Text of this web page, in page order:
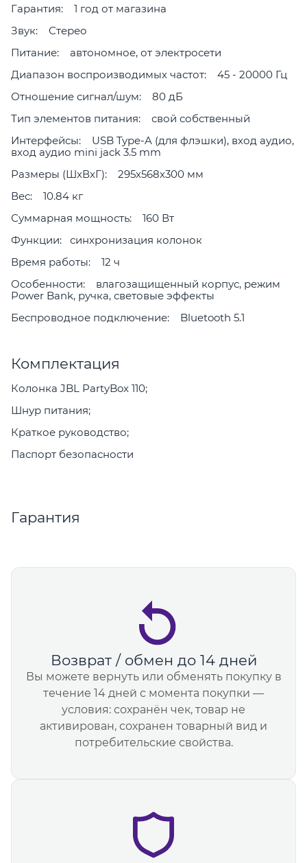
Гарантия: 1 год от магазина
Звук: Стерео
Питание: автономное, от электросети
Диапазон воспроизводимых частот: 45 - 20000 Гц
Отношение сигнал/шум: 80 дБ
Тип элементов питания: свой собственный
Интерфейсы: USB Type-A (для флэшки), вход аудио,
вход аудио mini jack 3.5 mm
Размеры (ШxВxГ): 295х568х300 мм
Вес: 10.84 кг
Суммарная мощность: 160 Вт
Функции: синхронизация колонок
Время работы: 12 ч
Особенности: влагозащищенный корпус, режим
Power Bank, ручка, световые эффекты
Беспроводное подключение: Bluetooth 5.1
Комплектация
Колонка JBL PartyBox 110;
Шнур питания;
Краткое руководство;
Паспорт безопасности
Гарантия
Возврат / обмен до 14 дней
Вы можете вернуть или обменять покупку в
течение 14 дней с момента покупки —
условия: сохранён чек, товар не
активирован, сохранен товарный вид и
потребительские свойства.